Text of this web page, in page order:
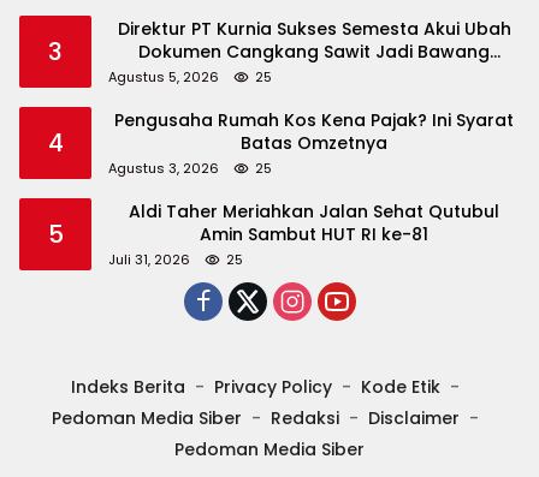
3
Direktur PT Kurnia Sukses Semesta Akui Ubah
Dokumen Cangkang Sawit Jadi Bawang
Agustus 5, 2026 25
4
Pengusaha Rumah Kos Kena Pajak? Ini Syarat
Batas Omzetnya
Agustus 3, 2026 25
5
Aldi Taher Meriahkan Jalan Sehat Qutubul
Amin Sambut HUT RI ke-81
Juli 31, 2026 25
Indeks Berita Privacy Policy
Kode Etik
Pedoman Media Siber
Redaksi
Disclaimer
Pedoman Media Siber